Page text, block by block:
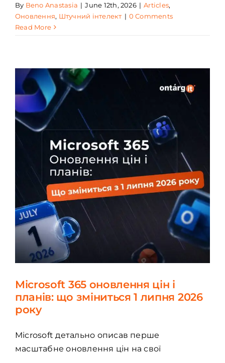
By Beno Anastasia | June 12th, 2026 | Articles,
Оновлення, Штучний інтелект | 0 Comments
Read More
Microsoft 365 оновлення цін і
планів: що зміниться 1 липня 2026
року
Microsoft детально описав перше
масштабне оновлення цін на свої